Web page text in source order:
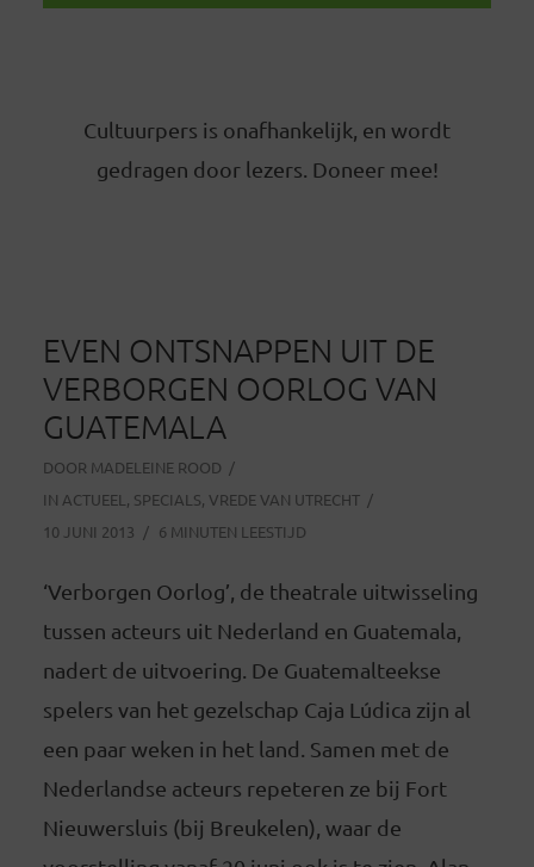
Cultuurpers is onafhankelijk, en wordt
gedragen door lezers. Doneer mee!
EVEN ONTSNAPPEN UIT DE
VERBORGEN OORLOG VAN
GUATEMALA
DOOR MADELEINE ROOD
IN ACTUEEL , SPECIALS, VREDE VAN UTRECHT
10 JUNI 2013
6 MINUTEN LEESTIJD
‘Verborgen Oorlog’, de theatrale uitwisseling
tussen acteurs uit Nederland en Guatemala,
nadert de uitvoering. De Guatemalteekse
spelers van het gezelschap Caja Lúdica zijn al
een paar weken in het land. Samen met de
Nederlandse acteurs repeteren ze bij Fort
Nieuwersluis (bij Breukelen), waar de